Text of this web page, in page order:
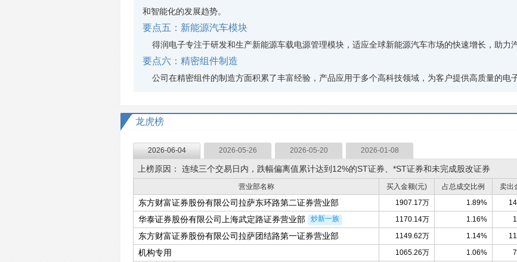
和智能化的发展趋势。
要点五：新能源汽车模块
得润电子专注于研发和生产新能源车载电源管理模块，适应全球新能源汽车市场的快速增长，助力
要点六：精密组件制造
公司在精密组件的制造方面积累了丰富经验，产品应用于多个高科技领域，为客户提供高质量的电
龙虎榜
2026-06-04 2026-05-26 2026-05-20 2026-01-08
上榜原因： 连续三个交易日内，跌幅偏离值累计达到12%的ST证券、*ST证券和未完成股改证券
营业部名称 买入金额(元) 占总成交比例 卖出
东方财富证券股份有限公司拉萨东环路第二证券营业部 1907.17万 1.89%
华泰证券股份有限公司上海武定路证券营业部 炒新一族 1170.14万 1.16%
东方财富证券股份有限公司拉萨团结路第一证券营业部 1149.62万 1.14%
机构专用 1065.26万 1.06%